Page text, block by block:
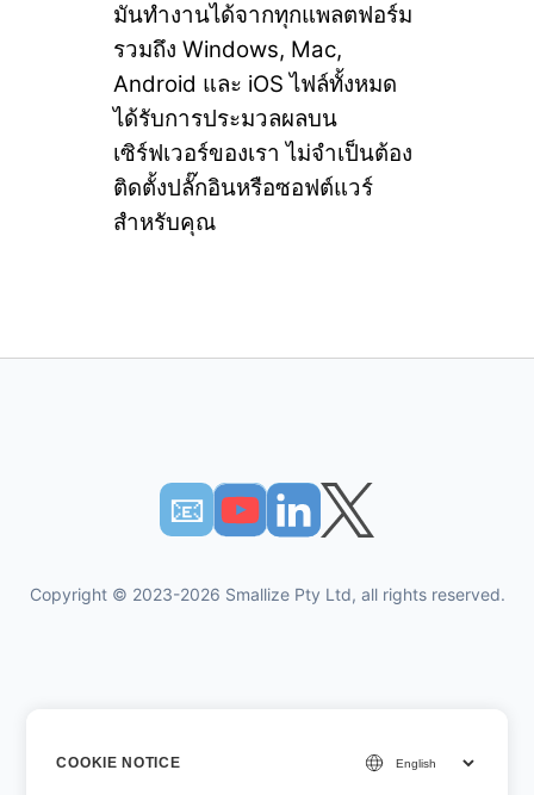
มันทำงานได้จากทุกแพลตฟอร์ม
รวมถึง Windows, Mac,
Android และ iOS ไฟล์ทั้งหมด
ได้รับการประมวลผลบน
เซิร์ฟเวอร์ของเรา ไม่จำเป็นต้อง
ติดตั้งปลั๊กอินหรือซอฟต์แวร์
สำหรับคุณ
📧︎
Copyright © 2023-2026 Smallize Pty Ltd, all rights reserved.
ข้อกำหนดการใช้งาน
COOKIE NOTICE